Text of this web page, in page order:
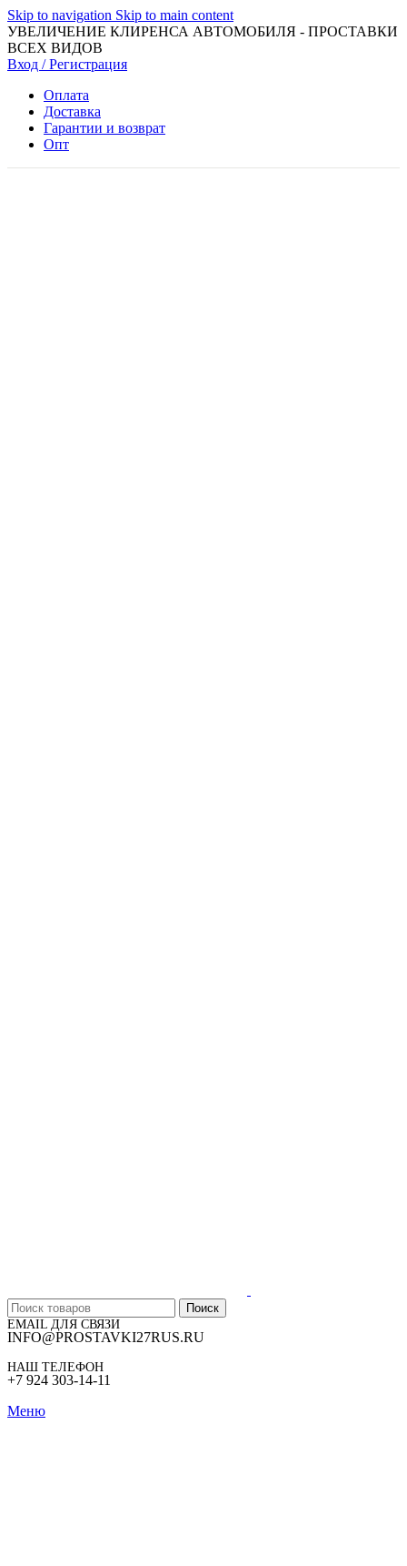
Skip to navigation Skip to main content
УВЕЛИЧЕНИЕ КЛИРЕНСА АВТОМОБИЛЯ - ПРОСТАВКИ
ВСЕХ ВИДОВ
Вход / Регистрация
Оплата
Доставка
Гарантии и возврат
Опт
Поиск
EMAIL ДЛЯ СВЯЗИ
INFO@PROSTAVKI27RUS.RU
НАШ ТЕЛЕФОН
+7 924 303-14-11
Меню